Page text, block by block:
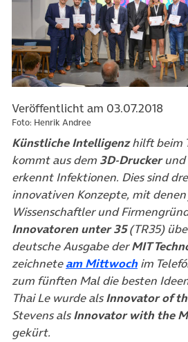
Veröffentlicht am 03.07.2018
Foto: Henrik Andree
Künstliche Intelligenzhilft beim
kommt aus dem 3D-Druckerund
erkennt Infektionen. Dies sind
innovativen Konzepte, mit
Wissenschaftler und
Innovatoren unter 35(TR35)
deutsche Ausgabe derMIT
zeichneteam Mittwoch(öffnet in
im
zum fünften Mal die besten
Thai Le wurde alsInnovator of
Stevens alsInnovator with the
gekürt.